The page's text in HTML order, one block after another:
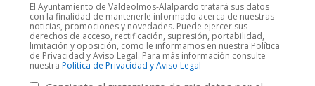
El Ayuntamiento de Valdeolmos-Alalpardo tratará sus datos
con la finalidad de mantenerle informado acerca de nuestras
noticias, promociones y novedades. Puede ejercer sus
derechos de acceso, rectificación, supresión, portabilidad,
limitación y oposición, como le informamos en nuestra Política
de Privacidad y Aviso Legal. Para más información consulte
nuestra Politica de Privacidad y Aviso Legal